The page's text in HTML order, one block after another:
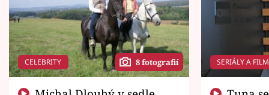
CELEBRITY 8 fotografií SERIÁLY A